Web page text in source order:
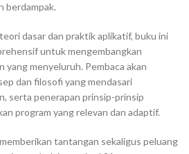
berdampak.
dasar dan praktik aplikatif, buku ini
untuk mengembangkan
yang menyeluruh. Pembaca akan
dan filosofi yang mendasari
serta penerapan prinsip-prinsip
program yang relevan dan adaptif.
tantangan sekaligus peluang